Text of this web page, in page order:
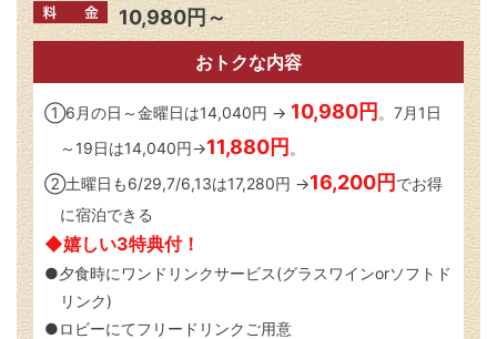
10,980円～
おトクな内容
①6月の日～金曜日は14,040円 → 10,980円。7月1日
～19日は14,040円→11,880円。
②土曜日も6/29,7/6,13は17,280円 →16,200円でお得
に宿泊できる
◆嬉しい3特典付！
●夕食時にワンドリンクサービス(グラスワインorソフトド
リンク)
●ロビーにてフリードリンクご用意